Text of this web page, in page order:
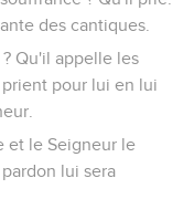
des cantiques.
Qu'il appelle les
pour lui en lui
et le Seigneur le
lui sera